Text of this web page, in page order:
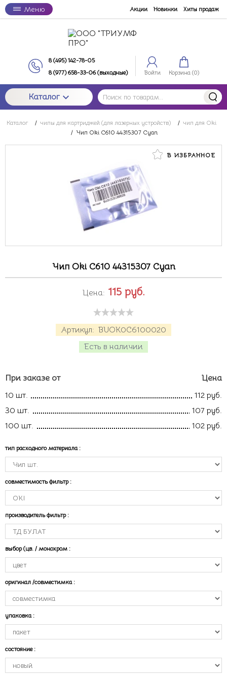
Меню Акции Новинки Хиты продаж
8 (495) 142-78-05
8 (977) 658-33-06 (выходные)
Войти Корзина (0)
Каталог
Каталог / чипы для картриджей (для лазерных устройств) / чип для Oki
/ Чип Oki C610 44315307 Cyan
В ИЗБРАННОЕ
Чип Oki C610 44315307 Cyan
Артикул: BUOK0C6100020
Есть в наличии
Цена: 115 руб.
При заказе от
Цена
10 шт.
112 руб.
30 шт.
107 руб.
100 шт.
102 руб.
тип расходного материала :
совместимость фильтр :
производитель фильтр :
выбор (цв. / монохром :
оригинал /совместимка :
упаковка :
состояние :